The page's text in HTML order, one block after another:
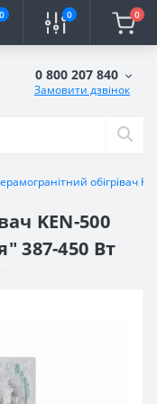
0 0 0
0 800 207 840
Замовити дзвінок
обігрівач
KEN-500
387-450 Вт